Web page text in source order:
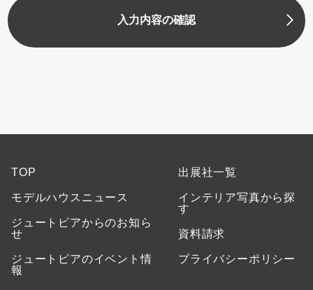
入力内容の確認
TOP
モデルハウスニュース
ジュートピアからのお知ら
せ
ジュートピアのイベント情
報
出展社一覧
インテリア写真から探
す
資料請求
プライバシーポリシー